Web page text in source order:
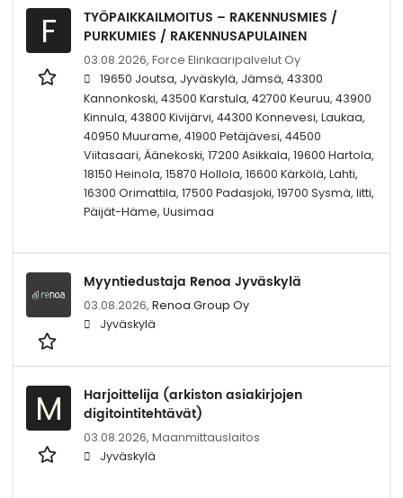
F
TYÖPAIKKAILMOITUS – RAKENNUSMIES /
PURKUMIES / RAKENNUSAPULAINEN
03.08.2026, Force Elinkaaripalvelut Oy
19650 Joutsa, Jyväskylä, Jämsä, 43300
Kannonkoski, 43500 Karstula, 42700 Keuruu, 43900
Kinnula, 43800 Kivijärvi, 44300 Konnevesi, Laukaa,
40950 Muurame, 41900 Petäjävesi, 44500
Viitasaari, Äänekoski, 17200 Asikkala, 19600 Hartola,
18150 Heinola, 15870 Hollola, 16600 Kärkölä, Lahti,
16300 Orimattila, 17500 Padasjoki, 19700 Sysmä, Iitti,
Päijät-Häme, Uusimaa
Myyntiedustaja Renoa Jyväskylä
03.08.2026, Renoa Group Oy
Jyväskylä
M
Harjoittelija (arkiston asiakirjojen
digitointitehtävät)
03.08.2026, Maanmittauslaitos
Jyväskylä